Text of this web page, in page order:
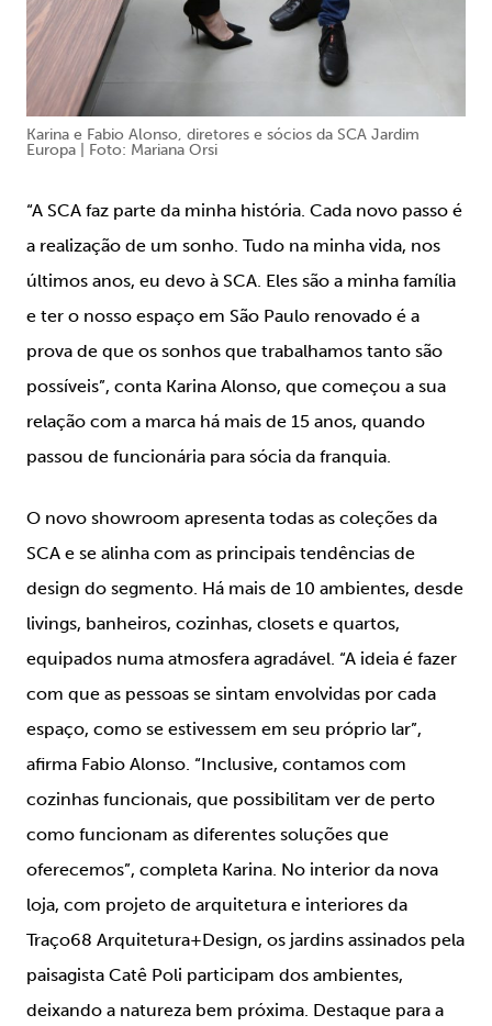
Karina e Fabio Alonso, diretores e sócios da SCA Jardim
Europa | Foto: Mariana Orsi
“A SCA faz parte da minha história. Cada novo passo é
a realização de um sonho. Tudo na minha vida, nos
últimos anos, eu devo à SCA. Eles são a minha família
e ter o nosso espaço em São Paulo renovado é a
prova de que os sonhos que trabalhamos tanto são
possíveis”, conta Karina Alonso, que começou a sua
relação com a marca há mais de 15 anos, quando
passou de funcionária para sócia da franquia.
O novo showroom apresenta todas as coleções da
SCA e se alinha com as principais tendências de
design do segmento. Há mais de 10 ambientes, desde
livings, banheiros, cozinhas, closets e quartos,
equipados numa atmosfera agradável. “A ideia é fazer
com que as pessoas se sintam envolvidas por cada
espaço, como se estivessem em seu próprio lar”,
afirma Fabio Alonso. “Inclusive, contamos com
cozinhas funcionais, que possibilitam ver de perto
como funcionam as diferentes soluções que
oferecemos”, completa Karina. No interior da nova
loja, com projeto de arquitetura e interiores da
Traço68 Arquitetura+Design, os jardins assinados pela
paisagista Catê Poli participam dos ambientes,
deixando a natureza bem próxima. Destaque para a